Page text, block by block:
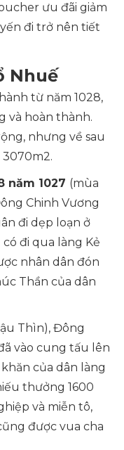
ưu đãi giảm
đi trở nên tiết
Nhuế
từ năm 1028,
và hoàn thành.
nhưng về sau
năm 1027 (mùa
Chinh Vương
đi dẹp loạn ở
đi qua làng Kẻ
nhân dân đón
Thần của dân
Thìn), Đông
vào cung tấu lên
của dân làng
thưởng 1600
và miễn tô,
được vua cha